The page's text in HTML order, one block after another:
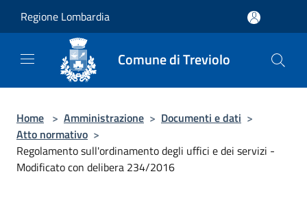
Regione Lombardia
Comune di Treviolo
Home > Amministrazione > Documenti e dati >
Atto normativo >
Regolamento sull'ordinamento degli uffici e dei servizi -
Modificato con delibera 234/2016